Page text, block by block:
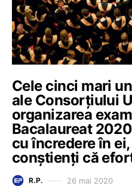
Cele cinci mari
ale Consorțiului
organizarea
Bacalaureat
cu încredere în
conștienți că
R.P. 26 mai 2020